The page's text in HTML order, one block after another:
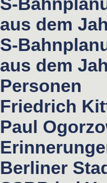
aus dem
S-
aus dem
Personen
Friedrich
Paul
Berliner